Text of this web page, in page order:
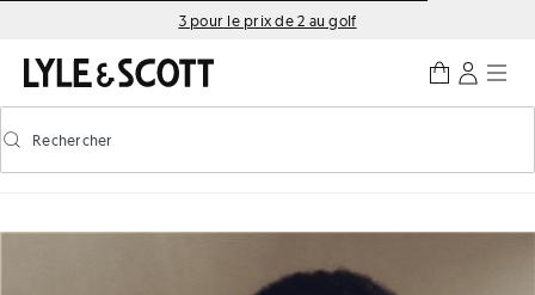
Aller directement au contenu principal
Informations sur l'accessibilité3 pour le prix de 2 au golf
Activer/désactiver la recherche prédictive
Rechercher